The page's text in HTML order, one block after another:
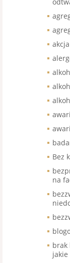
Bez
na
brak
jakie